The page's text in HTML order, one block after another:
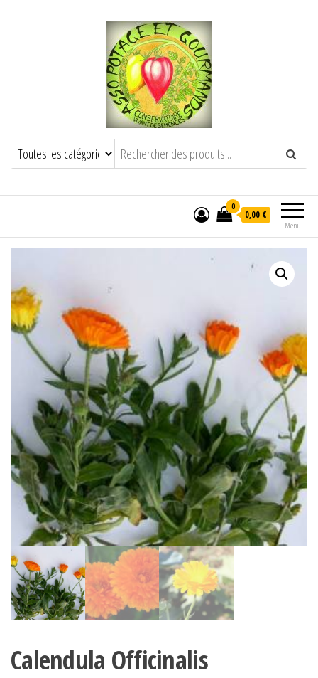
POTAGE ET GOURMANDSSemence paysanne naturelle
——————————————-
Menu
0
0,00 €
Calendula Officinalis